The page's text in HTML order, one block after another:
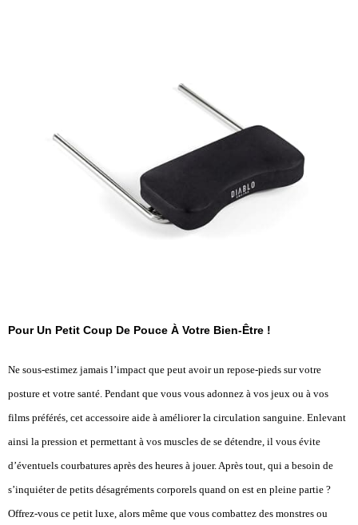
Pour Un Petit Coup De Pouce À Votre Bien-Être !
Ne sous-estimez jamais l’impact que peut avoir un repose-pieds sur votre
posture et votre santé. Pendant que vous vous adonnez à vos jeux ou à vos
films préférés, cet accessoire aide à améliorer la circulation sanguine. Enlevant
ainsi la pression et permettant à vos muscles de se détendre, il vous évite
d’éventuels courbatures après des heures à jouer. Après tout, qui a besoin de
s’inquiéter de petits désagréments corporels quand on est en pleine partie ?
Offrez-vous ce petit luxe, alors même que vous combattez des monstres ou